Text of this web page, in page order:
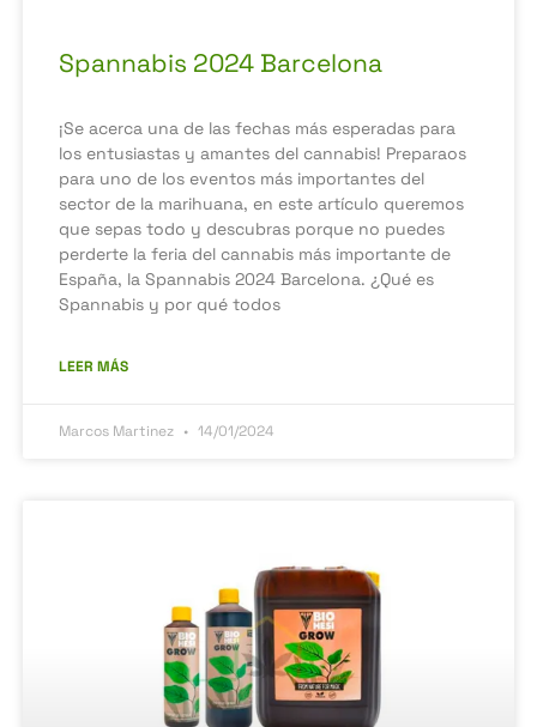
Spannabis 2024 Barcelona
¡Se acerca una de las fechas más esperadas para
los entusiastas y amantes del cannabis! Preparaos
para uno de los eventos más importantes del
sector de la marihuana, en este artículo queremos
que sepas todo y descubras porque no puedes
perderte la feria del cannabis más importante de
España, la Spannabis 2024 Barcelona. ¿Qué es
Spannabis y por qué todos
LEER MÁS
Marcos Martinez 14/01/2024